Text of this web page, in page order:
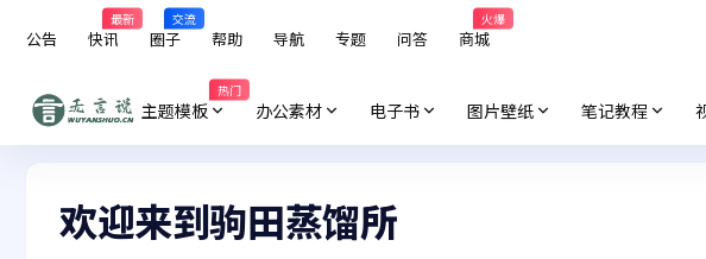
公告 快讯
最新
圈子
交流
帮助 导航 专题 问答 商城
火爆
主题模板
热门
办公素材 电子书 图片壁纸 笔记教程
欢迎来到驹田蒸馏所